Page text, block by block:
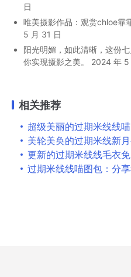
日
唯美摄影作品：观赏chloe霏
5 月 31 日
阳光明媚，如此清晰，这份
你实现摄影之美。
2024 年 5
相关推荐
超级美丽的过期米线线
美轮美奂的过期米线新
更新的过期米线线毛衣免
过期米线线喵图包：分